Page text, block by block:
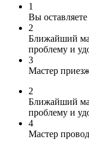
1
Вы оставляете
2
Ближайший
проблему и
3
Мастер
2
Ближайший
проблему и
4
Мастер